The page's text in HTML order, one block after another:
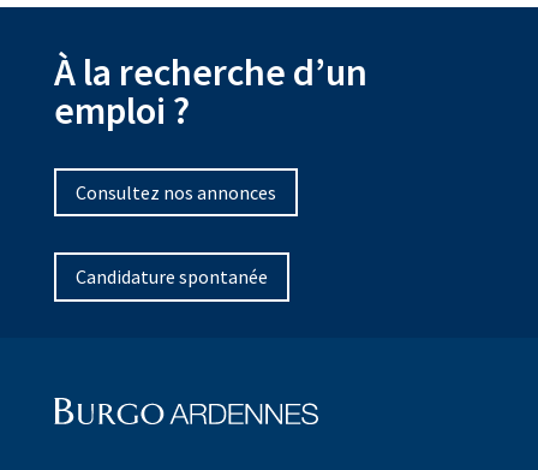
À la recherche d’un
emploi ?
Consultez nos annonces
Candidature spontanée